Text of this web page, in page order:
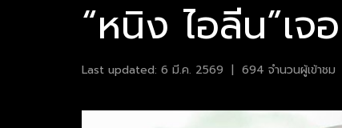
“หนิง ไอลีน”เจ
Last updated: 6 มี.ค. 2569 | 694 จำนวนผู้เข้าชม